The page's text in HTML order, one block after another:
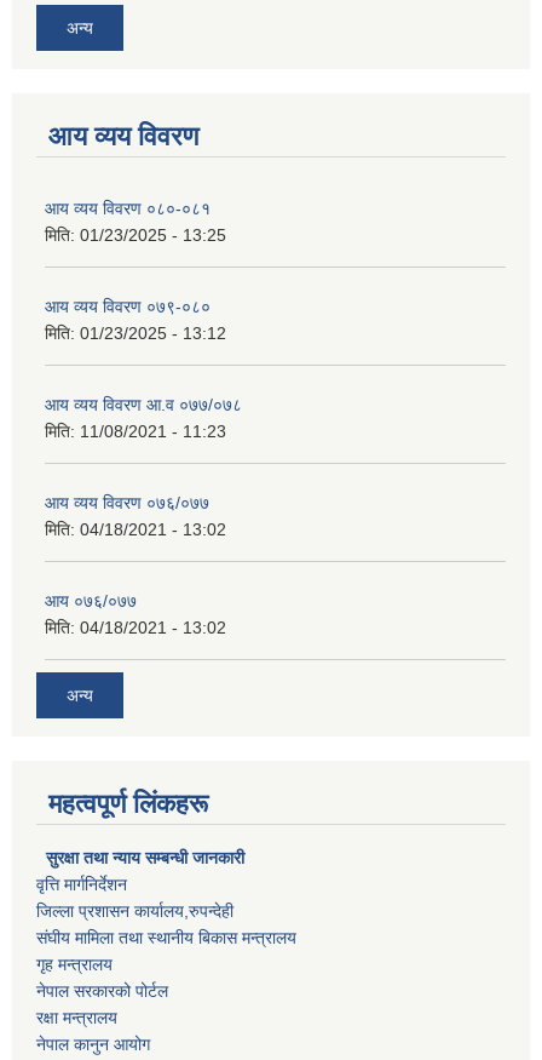
अन्य
आय व्यय विवरण
आय व्यय विवरण ०८०-०८१
मिति: 01/23/2025 - 13:25
आय व्यय विवरण ०७९-०८०
मिति: 01/23/2025 - 13:12
आय व्यय विवरण आ.व ०७७/०७८
मिति: 11/08/2021 - 11:23
आय व्यय विवरण ०७६/०७७
मिति: 04/18/2021 - 13:02
आय ०७६/०७७
मिति: 04/18/2021 - 13:02
अन्य
महत्वपूर्ण लिंकहरू
सुरक्षा तथा न्याय सम्बन्धी जानकारी
वृत्ति मार्गनिर्देशन
जिल्ला प्रशासन कार्यालय,रुपन्देही
संघीय मामिला तथा स्थानीय बिकास मन्त्रालय
गृह मन्त्रालय
नेपाल सरकारको पोर्टल
रक्षा मन्त्रालय
नेपाल कानुन आयोग